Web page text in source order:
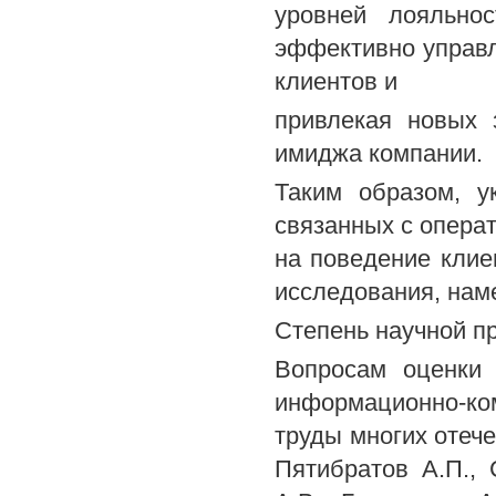
уровней
эффективно
клиентов и
привлекая новых
имиджа компании.
Таким образом,
связанных с
на поведение
исследования,
Степень научной
Вопросам оценки
информационно-
труды многих
Пятибратов А.П.,